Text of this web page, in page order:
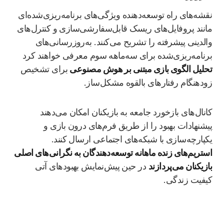
نقشه‌های راه توسعه‌دهنده ویژگی‌های برنامه‌ریزی‌شده‌ای
مانند پروفایل‌های ریسک قابل‌سفارشی‌سازی و کنترل‌های
والدینی پیشرفته را تشریح می‌کنند. به‌روزرسانی‌های
برنامه‌ریزی‌شده برای سه‌ماهه سوم معرفی خواهند کرد
تحلیل الگوی بازی مبتنی بر هوش مصنوعی برای تشخیص
زودهنگام رفتارهای بالقوه مشکل‌ساز.
کانال‌های بازخورد جامعه به بازیکنان امکان می‌دهند
پیشنهادات بهبود را از طریق فرم‌های درون‌ بازی و
یکپارچه‌سازی با شبکه‌های اجتماعی ارسال کنند.
استریم‌های زنده ماهانه توسعه‌دهندگان به نگرانی‌های اصلی
بازیکنان می‌پردازند در حین پیش‌نمایش بهبودهای آتی
کیفیت زندگی.